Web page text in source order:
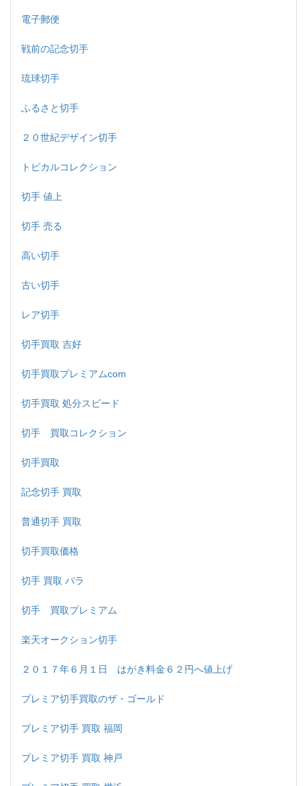
電子郵便
戦前の記念切手
琉球切手
ふるさと切手
２０世紀デザイン切手
トピカルコレクション
切手 値上
切手 売る
高い切手
古い切手
レア切手
切手買取 吉好
切手買取プレミアムcom
切手買取 処分スビード
切手 買取コレクション
切手買取
記念切手 買取
普通切手 買取
切手買取価格
切手 買取 バラ
切手 買取プレミアム
楽天オークション切手
２０１７年６月１日 はがき料金６２円へ値上げ
プレミア切手買取のザ・ゴールド
プレミア切手 買取 福岡
プレミア切手 買取 神戸